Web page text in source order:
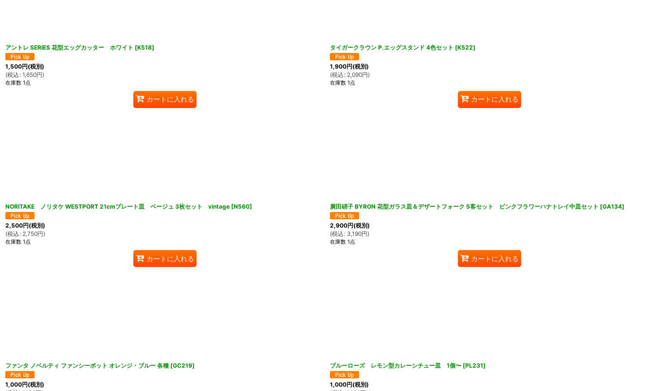
アントレ SERIES 花型エッグカッター ホワイト [K518]
1,500円(税別)
(税込 : 1,650円)
在庫数 1点
カートに入れる
タイガークラウン P.エッグスタンド 4色セット [K522]
1,900円(税別)
(税込 : 2,090円)
在庫数 1点
カートに入れる
NORITAKE ノリタケ WESTPORT 21cmプレート皿 ベージュ 3枚セット vintage [N560]
2,500円(税別)
(税込 : 2,750円)
在庫数 1点
カートに入れる
廣田硝子 BYRON 花型ガラス皿＆デザートフォーク 5客セット ピンクフラワーハナトレイ中皿セット [GA134]
2,900円(税別)
(税込 : 3,190円)
在庫数 1点
カートに入れる
ファンタ ノベルティ ファンシーポット オレンジ・ブルー 各種 [GC219]
1,000円(税別)
ブルーローズ レモン型カレーシチュー皿 1個〜 [PL231]
1,000円(税別)